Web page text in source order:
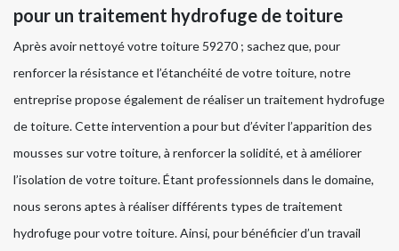
pour un traitement hydrofuge de toiture
Après avoir nettoyé votre toiture 59270 ; sachez que, pour
renforcer la résistance et l’étanchéité de votre toiture, notre
entreprise propose également de réaliser un traitement hydrofuge
de toiture. Cette intervention a pour but d’éviter l’apparition des
mousses sur votre toiture, à renforcer la solidité, et à améliorer
l’isolation de votre toiture. Étant professionnels dans le domaine,
nous serons aptes à réaliser différents types de traitement
hydrofuge pour votre toiture. Ainsi, pour bénéficier d’un travail